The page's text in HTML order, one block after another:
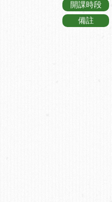
開課時段
備註